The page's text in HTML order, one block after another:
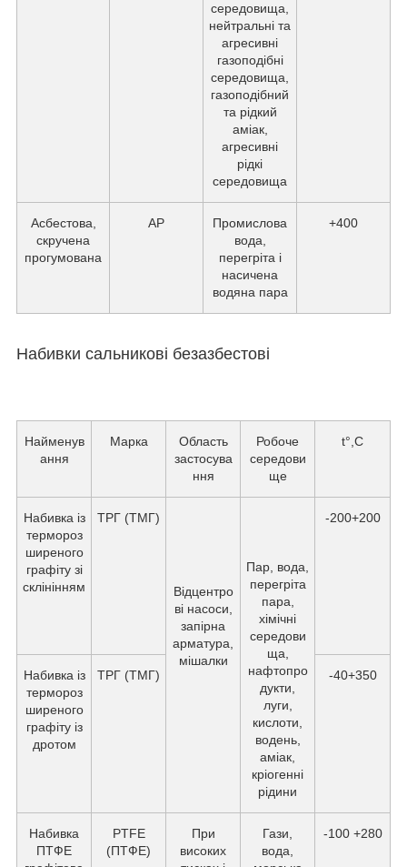
середовища,
нейтральні та
агресивні
газоподібні
середовища,
газоподібний
та рідкий
аміак,
агресивні
рідкі
середовища
Асбестова,
скручена
прогумована
АР
Промислова
вода,
перегріта і
насичена
водяна пара
+400
Набивки сальникові безазбестові
Найменув
ання
Марка
Область
застосува
ння
Робоче
середови
ще
t°,С
Набивка із
термороз
ширеного
графіту зі
склінінням
ТРГ (ТМГ)
Відцентро
ві насоси,
запірна
арматура,
мішалки
Пар, вода,
перегріта
пара,
хімічні
середови
ща,
нафтопро
дукти,
луги,
кислоти,
водень,
аміак,
кріогенні
рідини
-200+200
Набивка із
термороз
ширеного
графіту із
дротом
ТРГ (ТМГ) -40+350
Набивка
ПТФЕ
PTFE
(ПТФЕ)
При
високих
Гази,
вода,
-100 +280